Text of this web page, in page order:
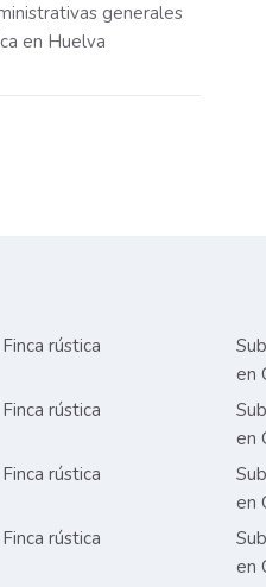
generales
en Huelva
rústica
rústica
rústica
rústica
en
en
en
en